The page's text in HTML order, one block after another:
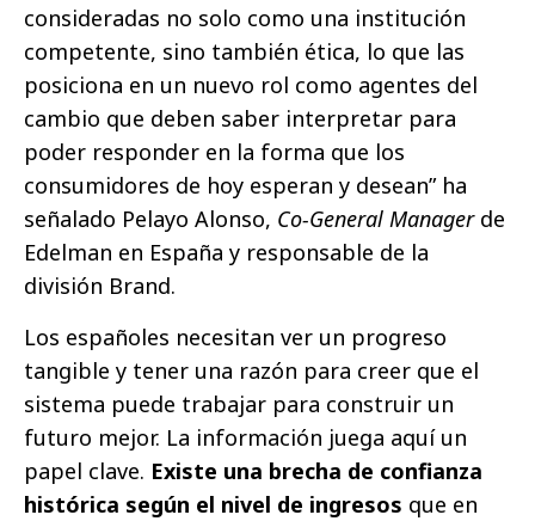
consideradas no solo como una institución
competente, sino también ética, lo que las
posiciona en un nuevo rol como agentes del
cambio que deben saber interpretar para
poder responder en la forma que los
consumidores de hoy esperan y desean” ha
señalado Pelayo Alonso, Co-General Manager de
Edelman en España y responsable de la
división Brand.
Los españoles necesitan ver un progreso
tangible y tener una razón para creer que el
sistema puede trabajar para construir un
futuro mejor. La información juega aquí un
papel clave. Existe una brecha de confianza
histórica según el nivel de ingresos que en